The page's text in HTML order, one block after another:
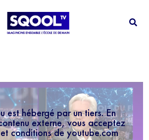
est hébergé par un tiers. En
externe, vous acceptez
conditions de youtube.com